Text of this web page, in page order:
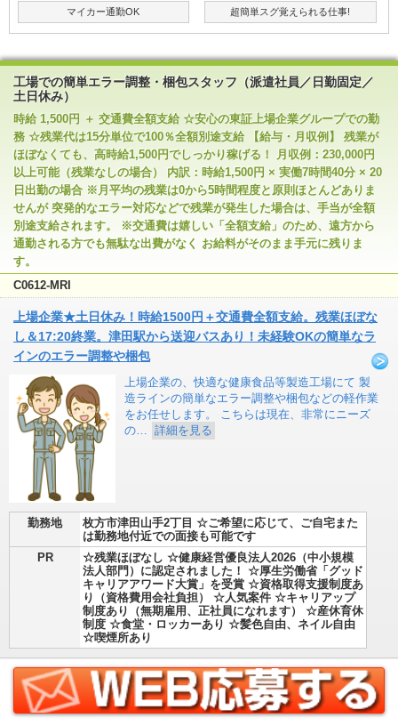
マイカー通勤OK 超簡単スグ覚えられる仕事!
工場での簡単エラー調整・梱包スタッフ（派遣社員／日勤固定／
土日休み）
時給 1,500円 ＋ 交通費全額支給 ☆安心の東証上場企業グループでの勤
務 ☆残業代は15分単位で100％全額別途支給 【給与・月収例】 残業が
ほぼなくても、高時給1,500円でしっかり稼げる！ 月収例：230,000円
以上可能（残業なしの場合） 内訳：時給1,500円 × 実働7時間40分 × 20
日出勤の場合 ※月平均の残業は0から5時間程度と原則ほとんどありま
せんが 突発的なエラー対応などで残業が発生した場合は、手当が全額
別途支給されます。 ※交通費は嬉しい「全額支給」のため、遠方から
通勤される方でも無駄な出費がなく お給料がそのまま手元に残りま
す。
C0612-MRI
上場企業★土日休み！時給1500円＋交通費全額支給。残業ほぼな
し＆17:20終業。津田駅から送迎バスあり！未経験OKの簡単なラ
インのエラー調整や梱包
上場企業の、快適な健康食品等製造工場にて 製
造ラインの簡単なエラー調整や梱包などの軽作業
をお任せします。 こちらは現在、非常にニーズ
の…
詳細を見る
勤務地
枚方市津田山手2丁目 ☆ご希望に応じて、ご自宅また
は勤務地付近での面接も可能です
PR
☆残業ほぼなし ☆健康経営優良法人2026（中小規模
法人部門）に認定されました！ ☆厚生労働省「グッド
キャリアアワード大賞」を受賞 ☆資格取得支援制度あ
り（資格費用会社負担） ☆人気案件 ☆キャリアップ
制度あり（無期雇用、正社員になれます） ☆産休育休
制度 ☆食堂・ロッカーあり ☆髪色自由、ネイル自由
☆喫煙所あり